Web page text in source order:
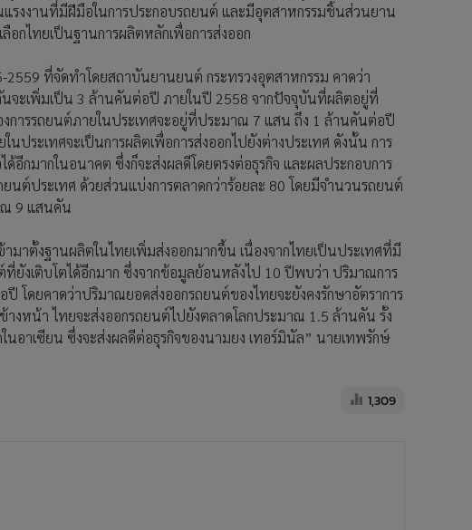
รงงานที่มีฝีมือในการประกอบรถยนต์ และมีอุตสาหกรรมชิ้นส่วนยาน
กไทยเป็นฐานการผลิตหลักเพื่อการส่งออก
ที่จัดทำโดยสถาบันยานยนต์ กระทรวงอุตสาหกรรม คาดว่า
จะเพิ่มเป็น 3 ล้านคันต่อปี ภายในปี 2558 จากปัจจุบันที่ผลิตอยู่ที่
ารรถยนต์ภายในประเทศจะอยู่ที่ประมาณ 7 แสน ถึง 1 ล้านคันต่อปี
ประเทศจะเป็นการผลิตเพื่อการส่งออกไปยังต่างประเทศ ดังนั้น การ
อีกมากในอนาคต ซึ่งก็จะส่งผลดีโดยตรงต่อธุรกิจ และผลประกอบการ
นต์ประเทศ ด้วยส่วนแบ่งการตลาดกว่าร้อยละ 80 โดยมีจำนวนรถยนต์
ณ 9 แสนคัน
มาตั้งฐานผลิตในไทยเพิ่มส่งออกมากขึ้น เนื่องจากไทยเป็นประเทศที่มี
งเติบโตได้อีกมาก ซึ่งจากข้อมูลย้อนหลังไป 10 ปีพบว่า ปริมาณการ
โดยคาดว่าปริมาณยอดส่งออกรถยนต์ของไทยจะยังคงรักษาอัตราการ
างหน้า ไทยจะส่งออกรถยนต์ไปยังตลาดโลกประมาณ 1.5 ล้านคัน รั้ง
อาเซียน ซึ่งจะส่งผลดีต่อธุรกิจของนามยง เทอร์มินัล” นายเทพรักษ์
1,309